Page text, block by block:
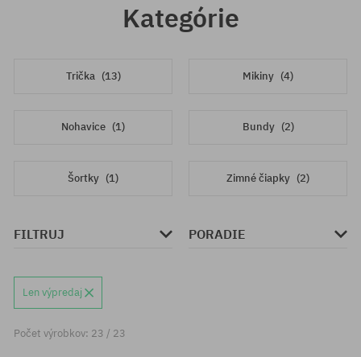
Kategórie
Trička (13) Mikiny (4)
Nohavice (1) Bundy (2)
Šortky (1) Zimné čiapky (2)
FILTRUJ PORADIE
Len výpredaj
Počet výrobkov: 23 / 23